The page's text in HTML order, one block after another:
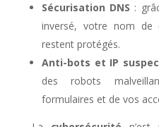
Sécurisation DNS :
inversé, votre nom de
restent protégés.
Anti-bots et IP
des robots
formulaires et de vos